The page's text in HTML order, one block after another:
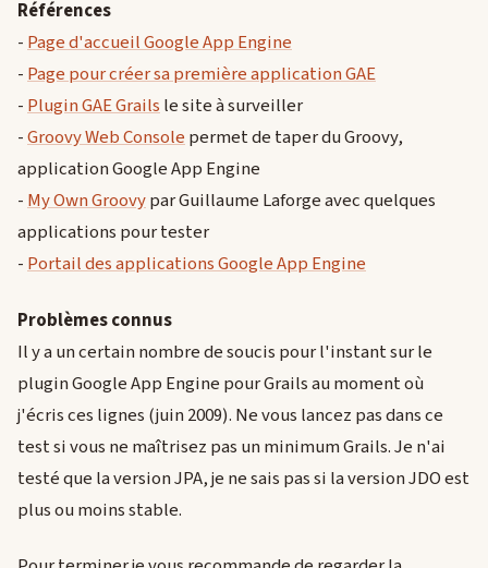
Références
-Page d'accueil Google App Engine
-Page pour créer sa première application GAE
-Plugin GAE Grailsle site à surveiller
-Groovy Web Consolepermet de taper du Groovy,
application Google App Engine
-My Own Groovypar Guillaume Laforge avec quelques
applications pour tester
-Portail des applications Google App Engine
Problèmes connus
Il y a un certain nombre de soucis pour l'instant sur le
plugin Google App Engine pour Grails au moment où
j'écris ces lignes (juin 2009). Ne vous lancez pas dans ce
test si vous ne maîtrisez pas un minimum Grails. Je n'ai
testé que la version JPA, je ne sais pas si la version JDO est
plus ou moins stable.